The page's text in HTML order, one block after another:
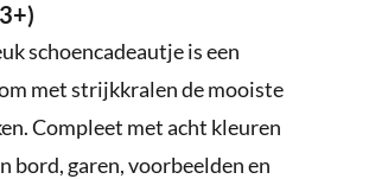
schoencadeautje is een
met strijkkralen de mooiste
Compleet met acht kleuren
bord, garen, voorbeelden en